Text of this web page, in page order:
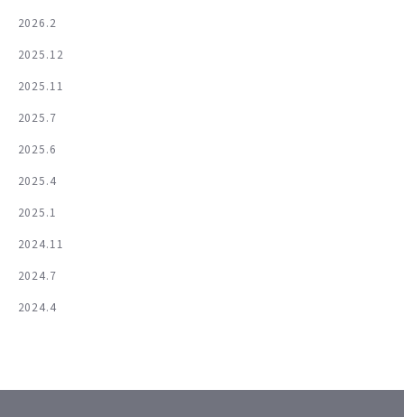
2026.2
2025.12
2025.11
2025.7
2025.6
2025.4
2025.1
2024.11
2024.7
2024.4